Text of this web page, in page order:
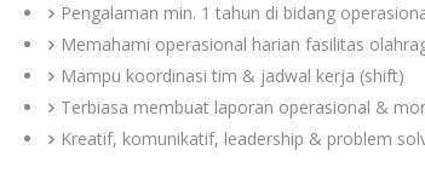
Pengalaman min. 1 tahun di bidang
Memahami operasional harian fasilitas
Mampu koordinasi tim & jadwal kerja (shift)
Terbiasa membuat laporan operasional &
Kreatif, komunikatif, leadership & problem